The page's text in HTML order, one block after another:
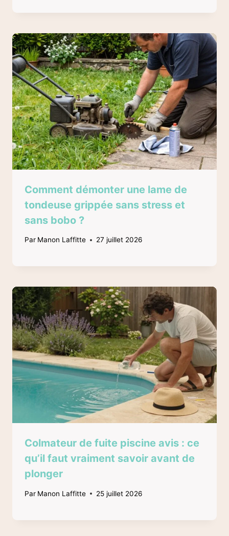
Comment démonter une lame de
tondeuse grippée sans stress et
sans bobo ?
Par Manon Laffitte 27 juillet 2026
Colmateur de fuite piscine avis : ce
qu’il faut vraiment savoir avant de
plonger
Par Manon Laffitte 25 juillet 2026